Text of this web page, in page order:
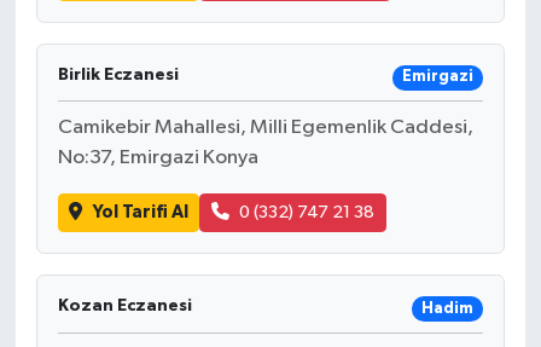
Birlik Eczanesi Emirgazi
Camikebir Mahallesi, Milli Egemenlik Caddesi,
No:37, Emirgazi Konya
Yol Tarifi Al 0 (332) 747 21 38
Kozan Eczanesi Hadim